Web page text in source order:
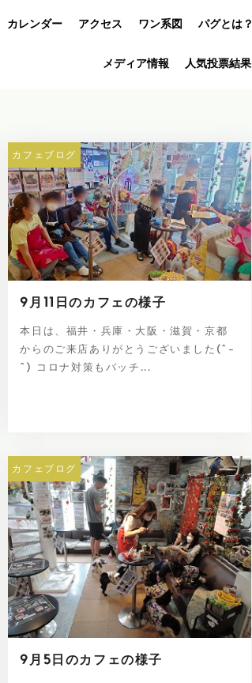
カレンダー アクセス ワン系図 パグとは？
メディア情報 人気投票結果
カフェブログ
9月11日のカフェの様子
本日は、福井・兵庫・大阪・滋賀・京都
からのご来店ありがとうございました(^-
^) コロナ対策もバッチ...
カフェブログ
9月5日のカフェの様子